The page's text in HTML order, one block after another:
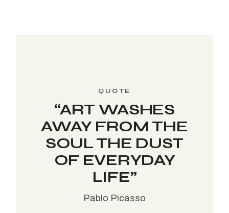
“ART WASHES
AWAY FROM THE
SOUL THE DUST
OF EVERYDAY
LIFE”
Pablo Picasso